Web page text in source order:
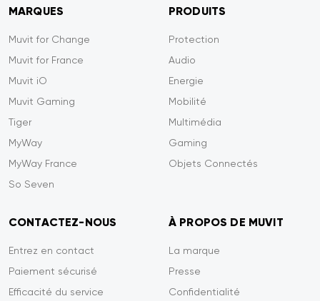
MARQUES
Muvit for Change
Muvit for France
Muvit iO
Muvit Gaming
Tiger
MyWay
MyWay France
So Seven
PRODUITS
Protection
Audio
Energie
Mobilité
Multimédia
Gaming
Objets Connectés
CONTACTEZ-NOUS
Entrez en contact
Paiement sécurisé
Efficacité du service
À PROPOS DE MUVIT
La marque
Presse
Confidentialité